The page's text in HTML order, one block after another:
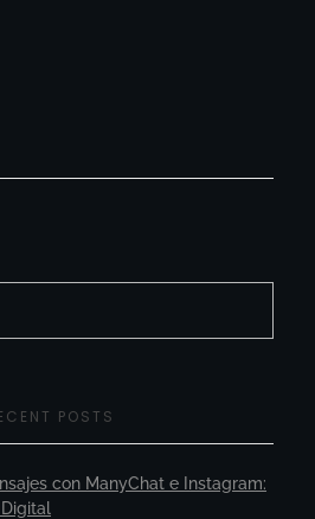
POSTS
con ManyChat e Instagram: